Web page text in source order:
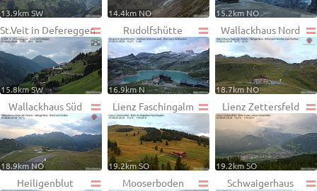
13.9km SW 14.4km NO 15.2km NO
St.Veit in Defereggen
15.8km SW
Rudolfshütte
16.9km N
Wallackhaus Nord
18.7km NO
Wallackhaus Süd
18.9km NO
Lienz Faschingalm
19.2km SO
Lienz Zettersfeld
19.2km SO
Heiligenblut Mooserboden Schwaigerhaus